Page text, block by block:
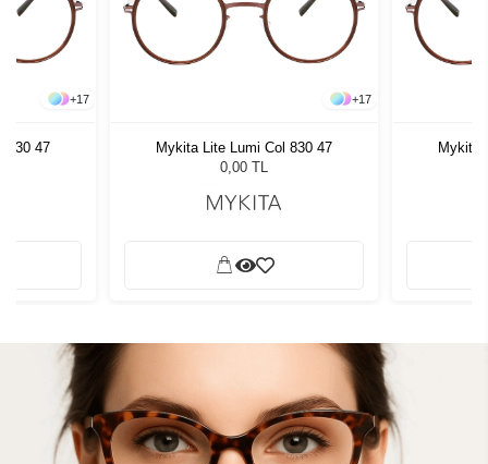
+17
830 47
+17
Mykita Lite Lumi Col 830 47
0,00 TL
Mykita